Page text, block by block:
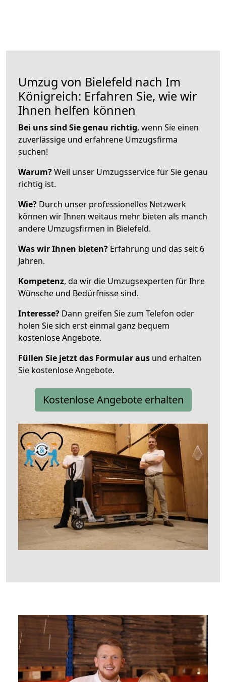
Umzug von Bielefeld nach Im
Königreich: Erfahren Sie, wie wir
Ihnen helfen können
Bei uns sind Sie genau richtig, wenn Sie einen
zuverlässige und erfahrene Umzugsfirma
suchen!
Warum?Weil unser Umzugsservice für Sie genau
richtig ist.
Wie? Durch unser professionelles Netzwerk
können wir Ihnen weitaus mehr bieten als manch
andere Umzugsfirmen in Bielefeld.
Was wir Ihnen bieten? Erfahrung und das seit 6
Jahren.
Kompetenz, da wir die Umzugsexperten für Ihre
Wünsche und Bedürfnisse sind.
Interesse? Dann greifen Sie zum Telefon oder
holen Sie sich erst einmal ganz bequem
kostenlose Angebote.
Füllen Sie jetzt das Formular aus und erhalten
Sie kostenlose Angebote.
Kostenlose Angebote erhalten